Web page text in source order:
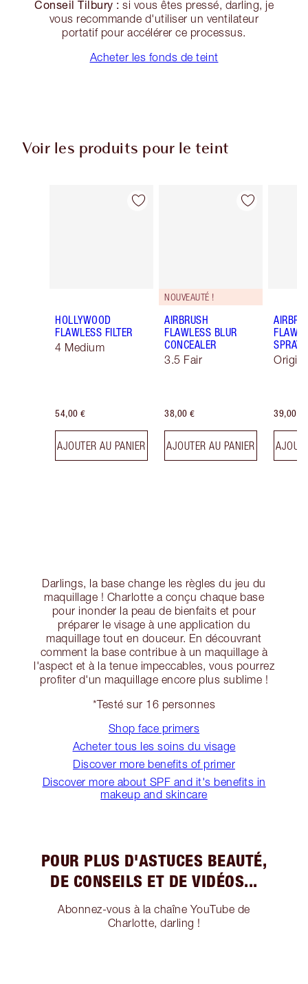
Conseil Tilbury : si vous êtes pressé, darling, je
vous recommande d'utiliser un ventilateur
portatif pour accélérer ce processus.
Acheter les fonds de teint
Voir les produits pour le teint
Article 1 sur 95
HOLLYWOOD
FLAWLESS FILTER
4 Medium
54,00 €
AJOUTER AU PANIER
Article 2 sur 95
NOUVEAUTÉ !
AIRBRUSH
FLAWLESS BLUR
CONCEALER
3.5 Fair
38,00 €
AJOUTER AU PANIER
SPRAY
39,00 €
Darlings, la base change les règles du jeu du
maquillage ! Charlotte a conçu chaque base
pour inonder la peau de bienfaits et pour
préparer le visage à une application du
maquillage tout en douceur. En découvrant
comment la base contribue à un maquillage à
l'aspect et à la tenue impeccables, vous pourrez
profiter d'un maquillage encore plus sublime !
*Testé sur 16 personnes
Shop face primers
Acheter tous les soins du visage
Discover more benefits of primer
Discover more about SPF and it's benefits in
makeup and skincare
POUR PLUS D'ASTUCES BEAUTÉ,
DE CONSEILS ET DE VIDÉOS...
Abonnez-vous à la chaîne YouTube de
Charlotte, darling !